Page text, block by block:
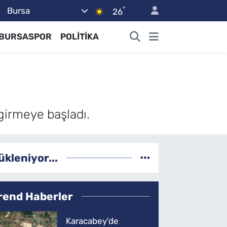
Bursa 26°
POLİTİKA
başladı.
Haberler
Karacabey'de